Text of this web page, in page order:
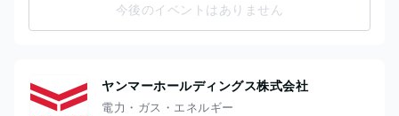
今後のイベントはありません
ヤンマーホールディングス株式会社
電力・ガス・エネルギー